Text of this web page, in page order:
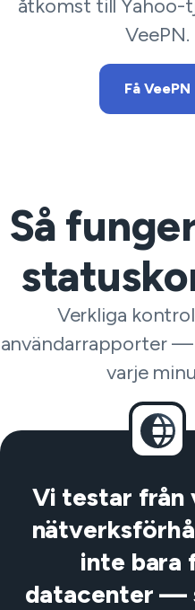
åtkomst till Yahoo-
VeePN.
Få VeePN
Så
Verkliga
användarrapporter
varje
Vi testar från
inte bara
datacenter —